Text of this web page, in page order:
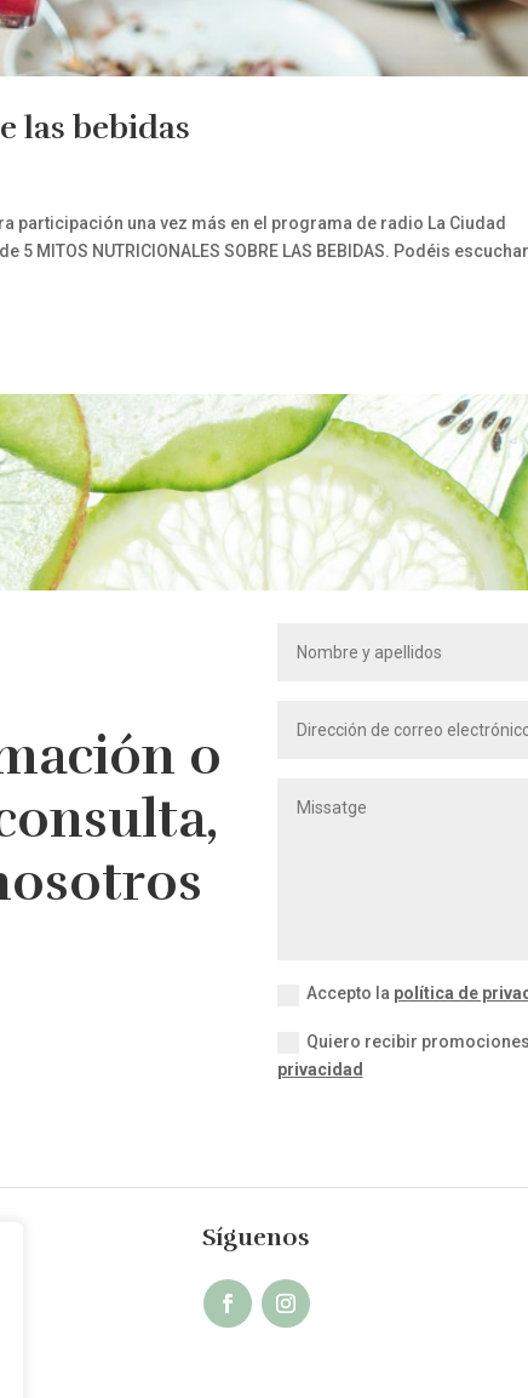
las bebidas
participación una vez más en el programa de radio La Ciudad
MITOS NUTRICIONALES SOBRE LAS BEBIDAS. Podéis
o
Accepto la política de
Quiero recibir
privacidad
Síguenos